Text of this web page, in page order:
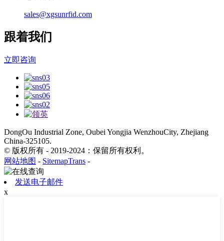
sales@xgsunrfid.com
跟着我们
立即咨询
DongOu Industrial Zone, Oubei Yongjia WenzhouCity, Zhejiang
China-325105.
© 版权所有 - 2019-2024：保留所有权利。
网站地图 - SitemapTrans -
发送电子邮件
x